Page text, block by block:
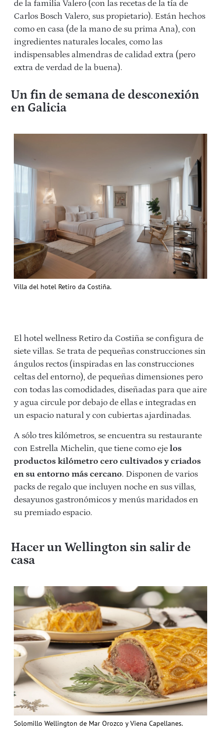
de la familia Valero (con las recetas de la tía de
Carlos Bosch Valero, sus propietario). Están hechos
como en casa (de la mano de su prima Ana), con
ingredientes naturales locales, como las
indispensables almendras de calidad extra (pero
extra de verdad de la buena).
Un fin de semana de desconexión
en Galicia
Villa del hotel Retiro da Costiña.
El hotel wellness Retiro da Costiña se configura de
siete villas. Se trata de pequeñas construcciones sin
ángulos rectos (inspiradas en las construcciones
celtas del entorno), de pequeñas dimensiones pero
con todas las comodidades, diseñadas para que aire
y agua circule por debajo de ellas e integradas en
un espacio natural y con cubiertas ajardinadas.
A sólo tres kilómetros, se encuentra su restaurante
con Estrella Michelin, que tiene como eje los
productos kilómetro cero cultivados y criados
en su entorno más cercano. Disponen de varios
packs de regalo que incluyen noche en sus villas,
desayunos gastronómicos y menús maridados en
su premiado espacio.
Hacer un Wellington sin salir de
casa
Solomillo Wellington de Mar Orozco y Viena Capellanes.